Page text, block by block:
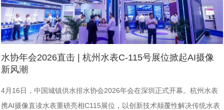
水协年会2026直击 | 杭州水表C-115号展位掀起AI摄像
新风潮
4月16日，中国城镇供水排水协会2026年会在深圳正式开幕。杭州水表
携AI摄像直读水表重磅亮相C115展位，以创新技术颠覆性解决传统水表